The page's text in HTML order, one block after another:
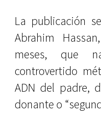
La publicación
Abrahim
meses, que
controvertido
ADN del padre,
donante o